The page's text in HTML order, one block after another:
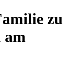
zu
am